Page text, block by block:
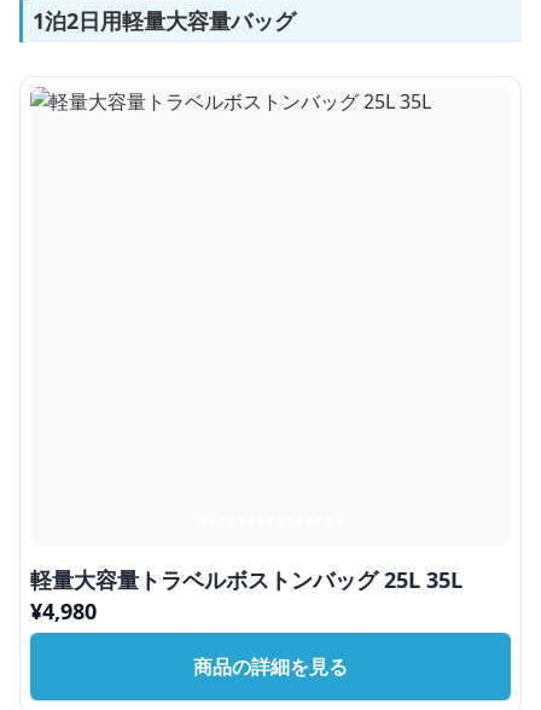
1泊2日用軽量大容量バッグ
軽量大容量トラベルボストンバッグ 25L 35L
¥4,980
商品の詳細を見る